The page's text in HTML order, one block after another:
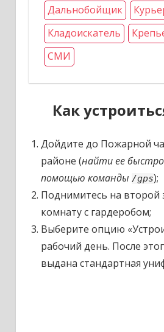
Дальнобойщик
Кладоискатель
СМИ
Как
Дойдите до Пожарной
районе (найти ее
помощью команды /gps);
Поднимитесь на второй
комнату с гардеробом;
Выберите опцию
рабочий день. После
выдана стандартная